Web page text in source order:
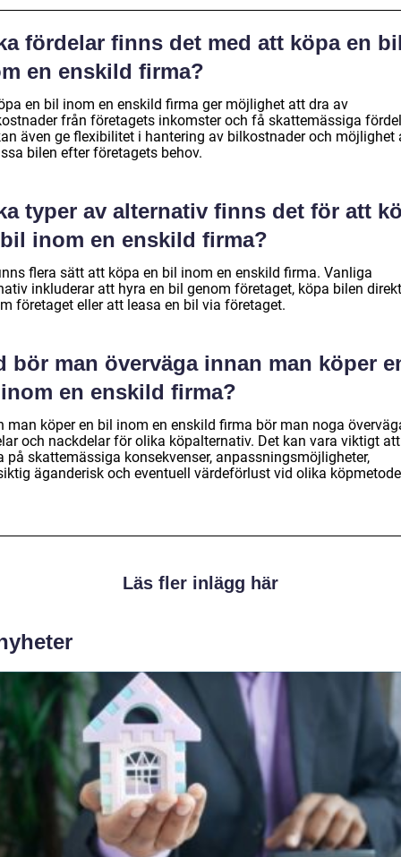
fördelar finns det med att köpa en
en enskild firma?
en bil inom en enskild firma ger möjlighet att dra av
från företagets inkomster och få skattemässiga
även ge flexibilitet i hantering av bilkostnader och möjlighet
bilen efter företagets behov.
typer av alternativ finns det för att
inom en enskild firma?
flera sätt att köpa en bil inom en enskild firma. Vanliga
inkluderar att hyra en bil genom företaget, köpa bilen direkt
företaget eller att leasa en bil via företaget.
bör man överväga innan man köper
en enskild firma?
man köper en bil inom en enskild firma bör man noga
och nackdelar för olika köpalternativ. Det kan vara viktigt att
på skattemässiga konsekvenser, anpassningsmöjligheter,
äganderisk och eventuell värdeförlust vid olika
Läs fler inlägg här